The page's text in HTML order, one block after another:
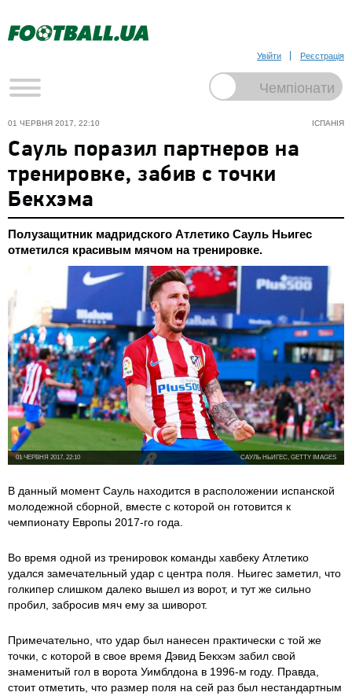
Увійти Реєстрація
ІСПАНІЯ
01 ЧЕРВНЯ 2017, 22:10
Сауль поразил партнеров на
тренировке, забив с точки
Бекхэма
Полузащитник мадридского Атлетико Сауль Ньигес
отметился красивым мячом на тренировке.
САУЛЬ НЬИГЕС, GETTY IMAGES
01 ЧЕРВНЯ 2017, 22:10
В данный момент Сауль находится в расположении испанской
молодежной сборной, вместе с которой он готовится к
чемпионату Европы 2017-го года.
Во время одной из тренировок команды хавбеку Атлетико
удался замечательный удар с центра поля. Ньигес заметил, что
голкипер слишком далеко вышел из ворот, и тут же сильно
пробил, забросив мяч ему за шиворот.
Примечательно, что удар был нанесен практически с той же
точки, с которой в свое время Дэвид Бекхэм забил свой
знаменитый гол в ворота Уимблдона в 1996-м году. Правда,
стоит отметить, что размер поля на сей раз был нестандартным